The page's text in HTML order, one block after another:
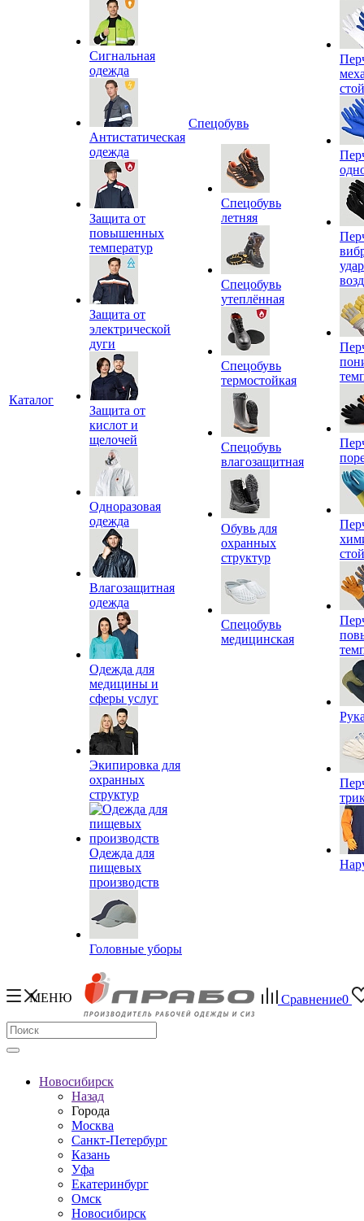
Каталог
Сигнальная
одежда
Антистатическая
одежда
Защита от
повышенных
температур
Защита от
электрической
дуги
Защита от
кислот и
щелочей
Одноразовая
одежда
Влагозащитная
одежда
Одежда для
медицины и
сферы услуг
Экипировка для
охранных
структур
Одежда для
пищевых
производств
Головные уборы
Спецобувь
Спецобувь
летняя
Спецобувь
утеплённая
Спецобувь
термостойкая
Спецобувь
влагозащитная
Обувь для
охранных
структур
Спецобувь
медицинская
МЕНЮ Сравнение0
Новосибирск
Назад
Города
Москва
Санкт-Петербург
Казань
Уфа
Екатеринбург
Омск
Новосибирск